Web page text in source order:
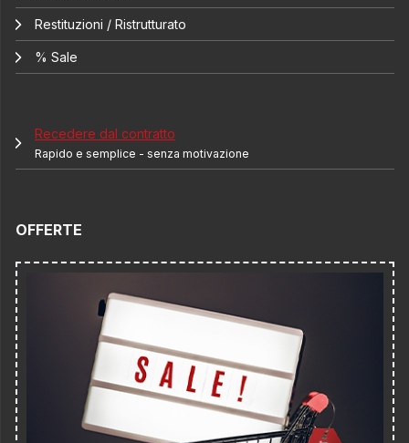
Restituzioni / Ristrutturato
% Sale
Recedere dal contratto
Rapido e semplice - senza motivazione
OFFERTE